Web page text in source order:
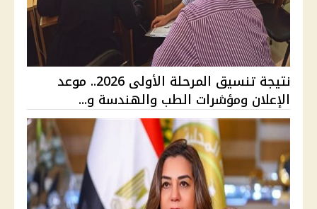
نتيجة تنسيق المرحلة الأولى 2026.. موعد
الإعلان ومؤشرات الطب والهندسة و...